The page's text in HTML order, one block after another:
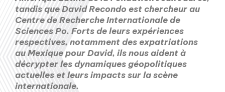
tandis que David Recondo est chercheur au
Centre de Recherche Internationale de
Sciences Po. Forts de leurs expériences
respectives, notamment des expatriations
au Mexique pour David, ils nous aident à
décrypter les dynamiques géopolitiques
actuelles et leurs impacts sur la scène
internationale.